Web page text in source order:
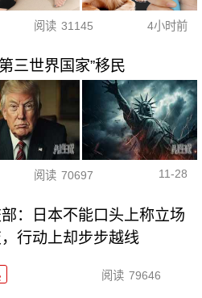
阅读 31145 4小时前
三世界国家”移民
阅读 70697 11-28
：日本不能口头上称立场
行动上却步步越线
阅读 79646